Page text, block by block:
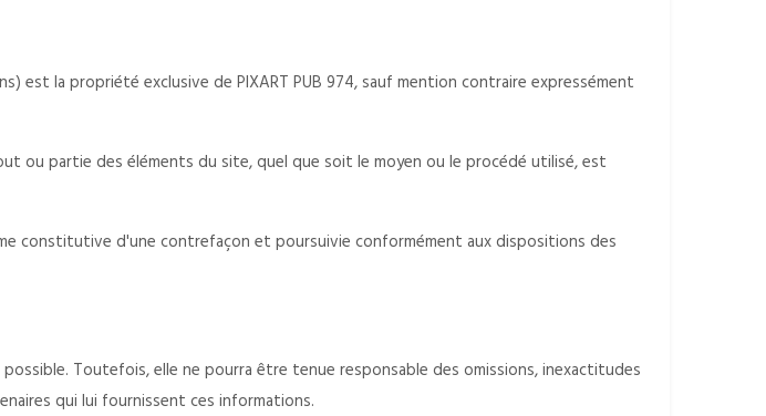
est la propriété exclusive de PIXART PUB 974, sauf mention contraire expressément
partie des éléments du site, quel que soit le moyen ou le procédé utilisé, est
constitutive d'une contrefaçon et poursuivie conformément aux dispositions des
Toutefois, elle ne pourra être tenue responsable des omissions, inexactitudes
qui lui fournissent ces informations.